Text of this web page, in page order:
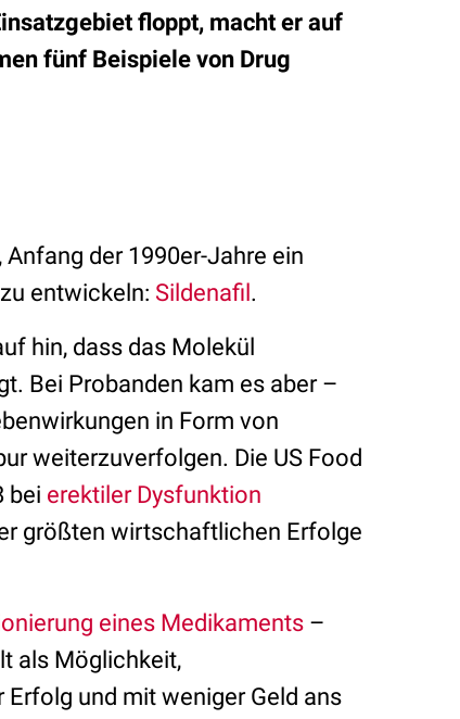
floppt, macht er auf
fünf Beispiele von Drug
der 1990er-Jahre ein
zu entwickeln: Sildenafil.
hin, dass das Molekül
Bei Probanden kam es aber –
in Form von
weiterzuverfolgen. Die US Food
bei erektiler Dysfunktion
größten wirtschaftlichen Erfolge
eines Medikaments –
als Möglichkeit,
und mit weniger Geld ans